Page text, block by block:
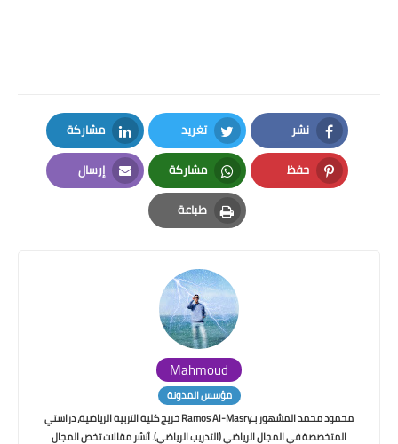
نشر
Facebook
تغريد
Twitter
مشاركة
LinkedIn
حفظ
Pinterest
مشاركة
Whatsapp
إرسال
Email
طباعة
Print
Mahmoud
مؤسس المدونة
محمود محمد المشهور بـRamos Al-Masry خريج كلية التربية الرياضية، دراستي
المتخصصة في المجال الرياضي (التدريب الرياضي). أنشر مقالات تخص المجال